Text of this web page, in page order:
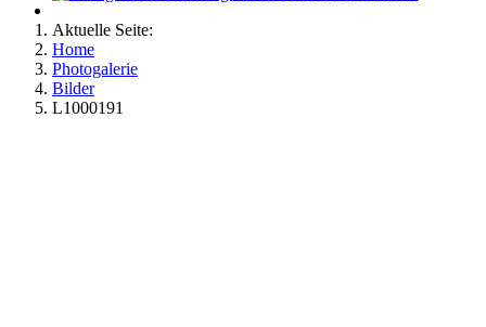
Aktuelle Seite:
Home
Photogalerie
Bilder
L1000191